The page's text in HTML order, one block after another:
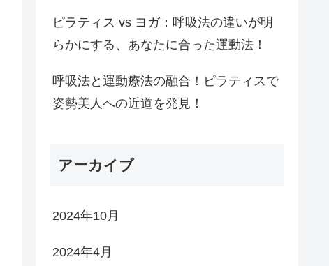
ピラティス vs ヨガ：呼吸法の違いが明
らかにする、あなたに合った運動法！
呼吸法と運動療法の融合！ピラティスで
姿勢美人への近道を発見！
アーカイブ
2024年10月
2024年4月